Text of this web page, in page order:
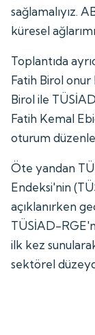
sağlamalıyız.
küresel
Toplantıda
Fatih Birol onur
Birol ile
Fatih Kemal
oturum
Öte yandan
Endeksi'nin
açıklanırken
TÜSİAD-
ilk kez
sektörel